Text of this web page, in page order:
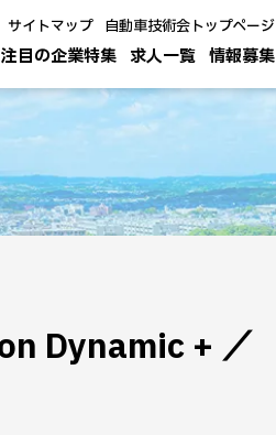
注目の企業特集 求人一覧 情報募集
サイトマップ 自動車技術会トップページ
Dynamic + ／